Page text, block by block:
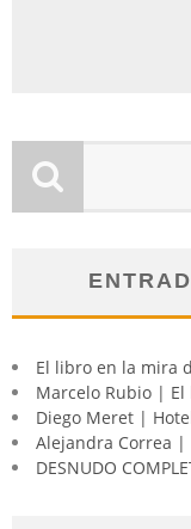
El libro en la mira
Marcelo Rubio | El
Diego Meret |
Alejandra Correa |
DESNUDO